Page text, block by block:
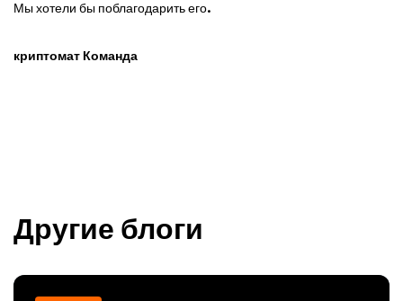
Мы хотели бы поблагодарить его.
криптомат Команда
Другие блоги